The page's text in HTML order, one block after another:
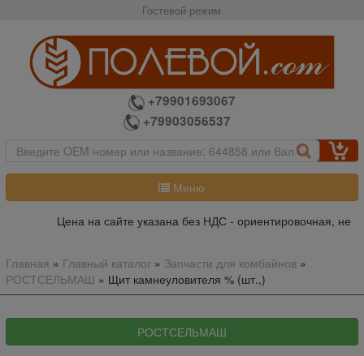
Гостевой режим
+79901693067
+79903056537
Меню
Цена на сайте указана без НДС - ориентировочная, не
Главная » Главный каталог» Запчасти для комбайнов»
РОСТСЕЛЬМАШ » Щит камнеуловителя % (шт.,)